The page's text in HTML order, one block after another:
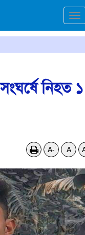
নিহত ১
A- A